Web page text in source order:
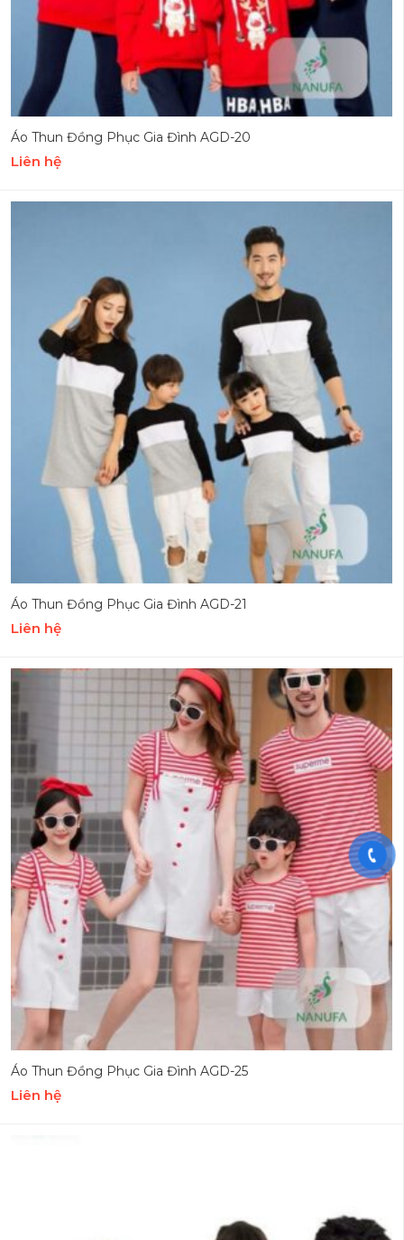
Áo Thun Đồng Phục Gia Đình AGD-20
Liên hệ
Áo Thun Đồng Phục Gia Đình AGD-21
Liên hệ
Áo Thun Đồng Phục Gia Đình AGD-25
Liên hệ